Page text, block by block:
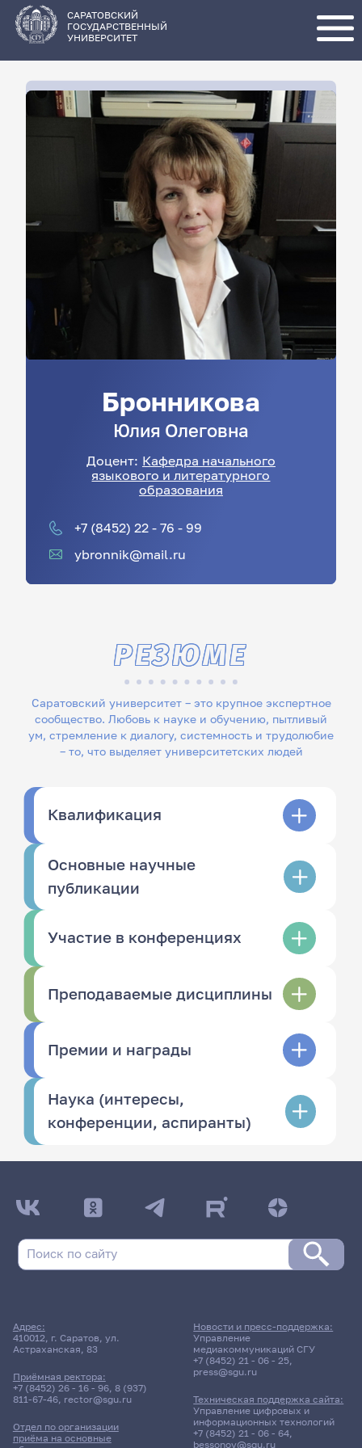
основному
содержанию
САРАТОВСКИЙ
ГОСУДАРСТВЕННЫЙ
УНИВЕРСИТЕТ
Бронникова
Юлия Олеговна
Доцент: Кафедра начального
языкового и литературного
образования
+7 (8452) 22 - 76 - 99
ybronnik@mail.ru
Саратовский университет – это крупное экспертное
сообщество. Любовь к науке и обучению, пытливый
ум, стремление к диалогу, системность и трудолюбие
– то, что выделяет университетских людей
РЕЗЮМЕ
Квалификация
Основные научные
публикации
Участие в конференциях
Преподаваемые дисциплины
Премии и награды
Наука (интересы,
конференции, аспиранты)
Адрес:
410012, г. Саратов, ул.
Астраханская, 83
Приёмная ректора:
+7 (8452) 26 - 16 - 96, 8 (937)
811-67-46, rector@sgu.ru
Отдел по организации
приёма на основные
Новости и пресс-поддержка:
Управление
медиакоммуникаций СГУ
+7 (8452) 21 - 06 - 25,
press@sgu.ru
Техническая поддержка сайта:
Управление цифровых и
информационных технологий
+7 (8452) 21 - 06 - 64,
bessonov@sgu.ru